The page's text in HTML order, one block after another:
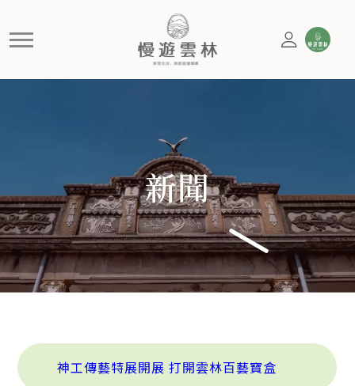
神工傳藝特展開展 打開雲林百
新聞
神工傳藝特展開展 打開雲林百藝寶盒